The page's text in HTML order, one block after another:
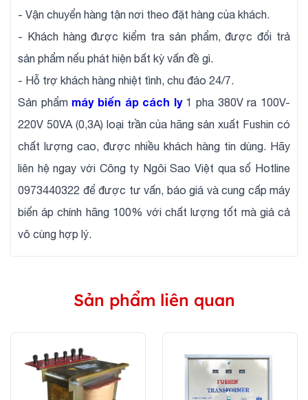
- Vận chuyển hàng tận nơi theo đặt hàng của khách.
- Khách hàng được kiểm tra sản phẩm, được đổi trả
sản phẩm nếu phát hiện bất kỳ vấn đề gì.
- Hỗ trợ khách hàng nhiệt tình, chu đáo 24/7.
Sản phẩm máy biến áp cách ly1 pha 380V ra 100V-
220V 50VA (0,3A) loại trần của hãng sản xuất Fushin có
chất lượng cao, được nhiều khách hàng tin dùng. Hãy
liên hệ ngay với Công ty Ngôi Sao Việt qua số Hotline
0973440322 để được tư vấn, báo giá và cung cấp máy
biến áp chính hãng 100% với chất lượng tốt mà giá cả
vô cùng hợp lý.
Sản phẩm liên quan